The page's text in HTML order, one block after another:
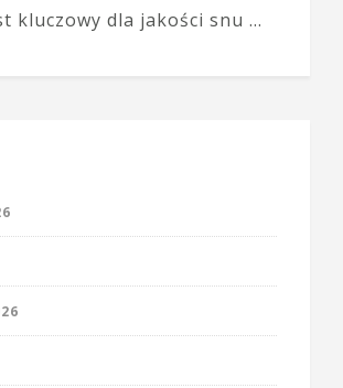
kluczowy dla jakości snu …